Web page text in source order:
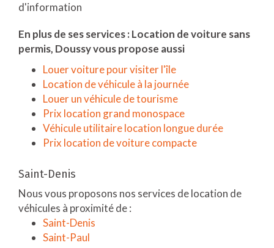
d'information
En plus de ses services : Location de voiture sans
permis, Doussy vous propose aussi
Louer voiture pour visiter l'île
Location de véhicule à la journée
Louer un véhicule de tourisme
Prix location grand monospace
Véhicule utilitaire location longue durée
Prix location de voiture compacte
Saint-Denis
Nous vous proposons nos services de location de
véhicules à proximité de :
Saint-Denis
Saint-Paul